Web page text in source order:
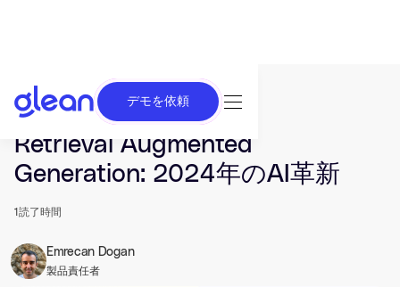
デモを依頼
発行済み May 31, 2024. 最終更新日 Jul 18, 2026.
Retrieval Augmented
Generation: 2024年のAI革新
1 読了時間
Emrecan Dogan
製品責任者